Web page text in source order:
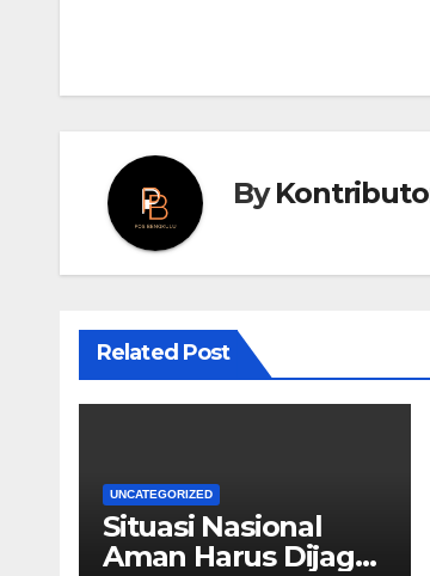
By
Related Post
UNCATEGORIZED
Situasi Nasional
Aman Harus Dijaga